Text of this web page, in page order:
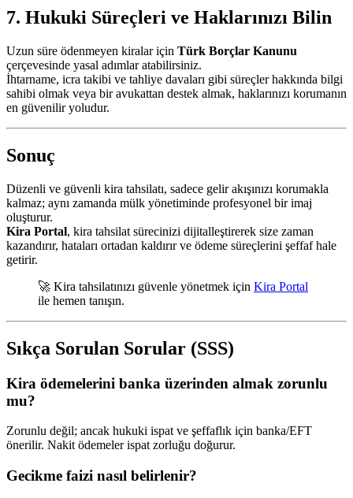
7. Hukuki Süreçleri ve Haklarınızı Bilin
Uzun süre ödenmeyen kiralar için Türk Borçlar Kanunu
çerçevesinde yasal adımlar atabilirsiniz.
İhtarname, icra takibi ve tahliye davaları gibi süreçler hakkında bilgi
sahibi olmak veya bir avukattan destek almak, haklarınızı korumanın
en güvenilir yoludur.
Sonuç
Düzenli ve güvenli kira tahsilatı, sadece gelir akışınızı korumakla
kalmaz; aynı zamanda mülk yönetiminde profesyonel bir imaj
oluşturur.
Kira Portal, kira tahsilat sürecinizi dijitalleştirerek size zaman
kazandırır, hataları ortadan kaldırır ve ödeme süreçlerini şeffaf hale
getirir.
🚀 Kira tahsilatınızı güvenle yönetmek için Kira Portal
ile hemen tanışın.
Sıkça Sorulan Sorular (SSS)
Kira ödemelerini banka üzerinden almak zorunlu
mu?
Zorunlu değil; ancak hukuki ispat ve şeffaflık için banka/EFT
önerilir. Nakit ödemeler ispat zorluğu doğurur.
Gecikme faizi nasıl belirlenir?